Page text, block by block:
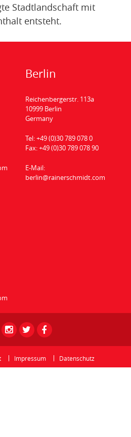
Stadtlandschaft mit
entsteht.
Berlin
Reichenbergerstr. 113a
10999 Berlin
Germany
Tel:+49 (0)30 789 078 0
Fax:+49 (0)30 789 078 90
E-Mail:
berlin@rainerschmidt.com
Rainer
Schmidt
Instagram
Rainer
Schmidt
Twitter
Rainer
Schmidt
Facebook
Impressum Datenschutz